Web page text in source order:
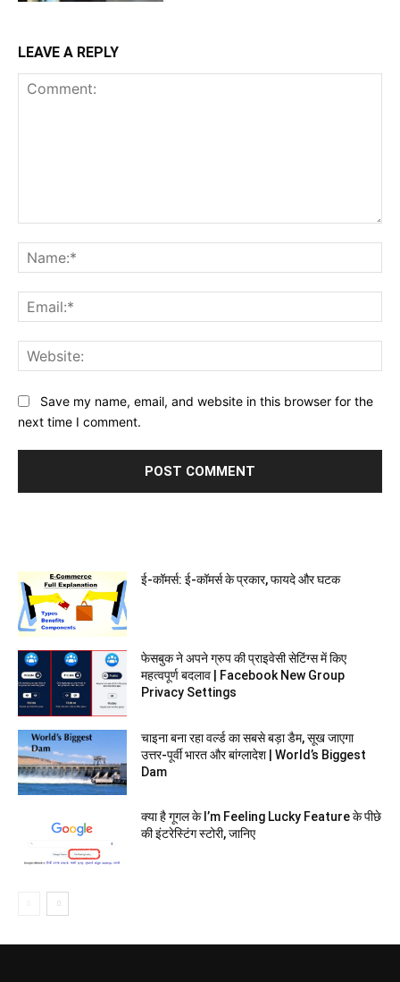
LEAVE A REPLY
Save my name, email, and website in this browser for the
next time I comment.
ई-कॉमर्स: ई-कॉमर्स के प्रकार, फायदे और घटक
फेसबुक ने अपने ग्रुप की प्राइवेसी सेटिंग्स में किए
महत्वपूर्ण बदलाव | Facebook New Group
Privacy Settings
चाइना बना रहा वर्ल्ड का सबसे बड़ा डैम, सूख जाएगा
उत्तर-पूर्वी भारत और बांग्‍लादेश | World’s Biggest
Dam
क्या है गूगल के I’m Feeling Lucky Feature के पीछे
की इंटरेस्टिंग स्टोरी, जानिए